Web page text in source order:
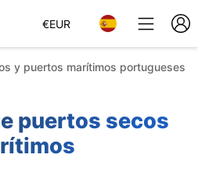
€EUR
y puertos marítimos portugueses
puertos secos